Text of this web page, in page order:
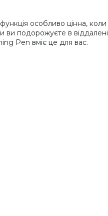
особливо цінна, коли
ви подорожуєте в віддалені
Pen вміє це для вас.